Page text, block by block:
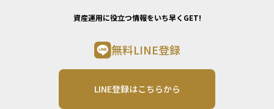
資産運用に役立つ情報をいち早くGET!
無料LINE登録
LINE登録はこちらから